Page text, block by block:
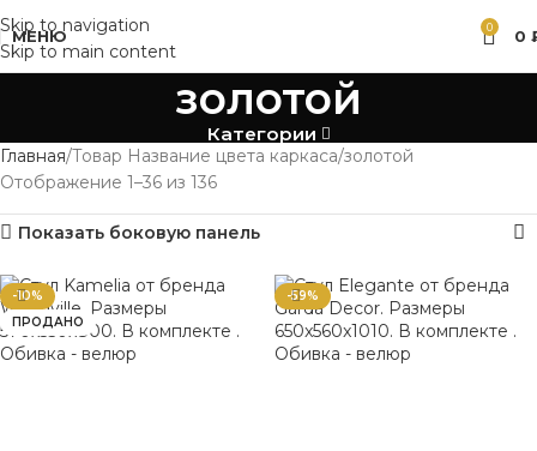
Skip to navigation
Skip to main content
МЕНЮ 0 0
золотой
Категории
Главная Товар Название цвета каркаса золотой
Отображение 1–36 из 136
Показать боковую панель
-10%
ПРОДАНО
-59%